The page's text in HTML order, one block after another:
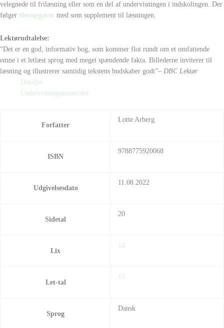
velegnede til frilæsning eller som en del af undervisningen i indskolingen. Der
følger elevopgaver med som supplement til læsningen.
Lektørudtalelse:
“Det er en god, informativ bog, som kommer flot rundt om et omfattende
emne i et letlæst sprog med meget spændende fakta. Billederne inviterer til
læsning og illustrerer samtidig tekstens budskaber godt”– DBC Lektør
Detaljer
Undervisningsmaterialer
Forfatter
Lotte Arberg
ISBN
9788775920068
Udgivelsesdato
11.08.2022
Sidetal
20
Lix
14
Let-tal
15
Sprog
Dansk